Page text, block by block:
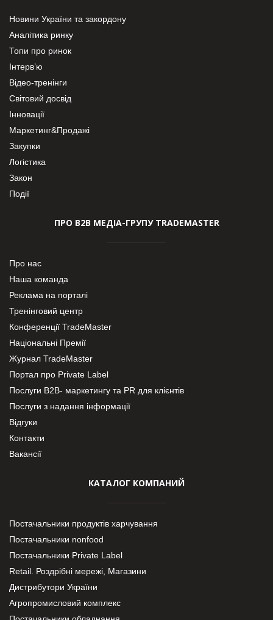
Новини України та закордону
Аналітика ринку
Топи про ринок
Інтерв’ю
Відео-тренінги
Світовий досвід
Інновації
Маркетинг&Продажі
Закупки
Логістика
Закон
Події
ПРО В2В МЕДІА-ГРУПУ TRADEMASTER
Про нас
Наша команда
Реклама на порталі
Тренінговий центр
Конференції TradeMaster
Національні Премії
Журнал TradeMaster
Портал про Private Label
Послуги В2В- маркетингу та PR для клієнтів
Послуги з надання інформації
Відгуки
Контакти
Вакансії
КАТАЛОГ КОМПАНИЙ
Постачальники продуктів харчування
Постачальники nonfood
Постачальники Private Label
Retail. Роздрібні мережі, Магазини
Дистрибутори України
Агропромисловий комплекс